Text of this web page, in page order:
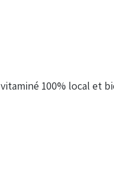
100% local et